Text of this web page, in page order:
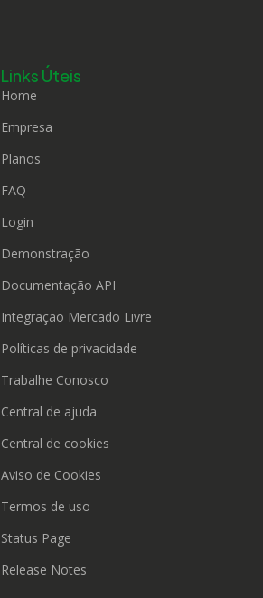
Links Úteis
Home
Empresa
Planos
FAQ
Login
Demonstração
Documentação API
Integração Mercado Livre
Políticas de privacidade
Trabalhe Conosco
Central de ajuda
Central de cookies
Aviso de Cookies
Termos de uso
Status Page
Release Notes